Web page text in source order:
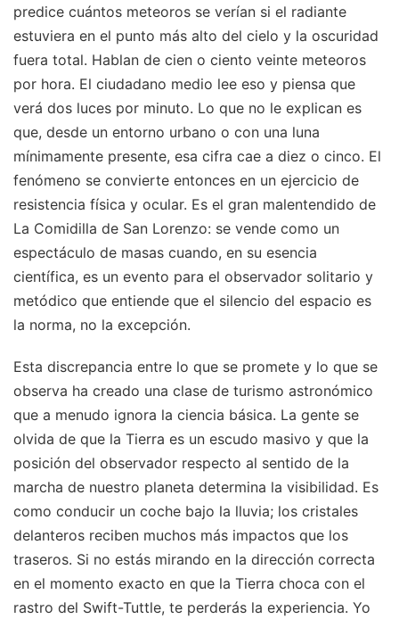
predice cuántos meteoros se verían si el radiante
estuviera en el punto más alto del cielo y la oscuridad
fuera total. Hablan de cien o ciento veinte meteoros
por hora. El ciudadano medio lee eso y piensa que
verá dos luces por minuto. Lo que no le explican es
que, desde un entorno urbano o con una luna
mínimamente presente, esa cifra cae a diez o cinco. El
fenómeno se convierte entonces en un ejercicio de
resistencia física y ocular. Es el gran malentendido de
La Comidilla de San Lorenzo: se vende como un
espectáculo de masas cuando, en su esencia
científica, es un evento para el observador solitario y
metódico que entiende que el silencio del espacio es
la norma, no la excepción.
Esta discrepancia entre lo que se promete y lo que se
observa ha creado una clase de turismo astronómico
que a menudo ignora la ciencia básica. La gente se
olvida de que la Tierra es un escudo masivo y que la
posición del observador respecto al sentido de la
marcha de nuestro planeta determina la visibilidad. Es
como conducir un coche bajo la lluvia; los cristales
delanteros reciben muchos más impactos que los
traseros. Si no estás mirando en la dirección correcta
en el momento exacto en que la Tierra choca con el
rastro del Swift-Tuttle, te perderás la experiencia. Yo